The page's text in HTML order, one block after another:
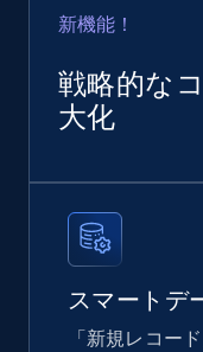
Instagram -
URL, User
comments, Date
Social media
13.2K+
新機能！
戦略的な
大化
スマートデ
「新規レコー